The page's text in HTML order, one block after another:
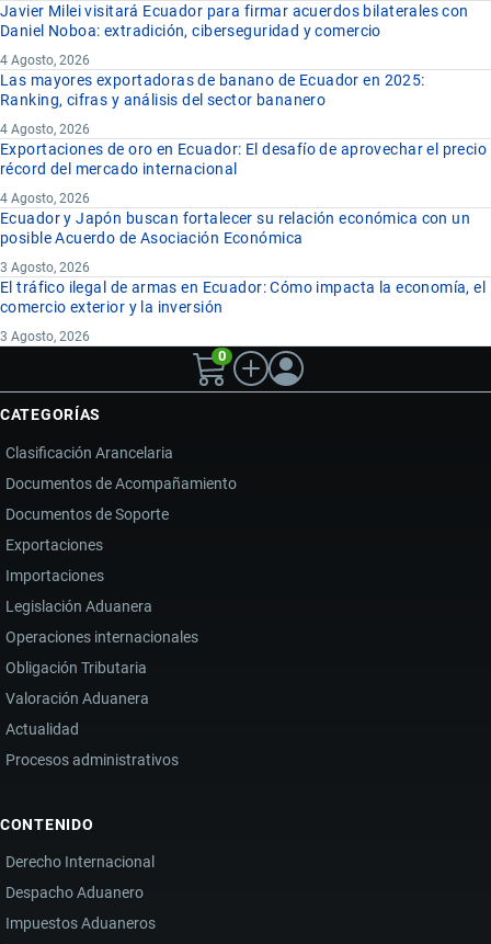
Javier Milei visitará Ecuador para firmar acuerdos bilaterales con
Daniel Noboa: extradición, ciberseguridad y comercio
4 Agosto, 2026
Las mayores exportadoras de banano de Ecuador en 2025:
Ranking, cifras y análisis del sector bananero
4 Agosto, 2026
Exportaciones de oro en Ecuador: El desafío de aprovechar el precio
récord del mercado internacional
4 Agosto, 2026
Ecuador y Japón buscan fortalecer su relación económica con un
posible Acuerdo de Asociación Económica
3 Agosto, 2026
El tráfico ilegal de armas en Ecuador: Cómo impacta la economía, el
comercio exterior y la inversión
3 Agosto, 2026
0
CATEGORÍAS
Clasificación Arancelaria
Documentos de Acompañamiento
Documentos de Soporte
Exportaciones
Importaciones
Legislación Aduanera
Operaciones internacionales
Obligación Tributaria
Valoración Aduanera
Actualidad
Procesos administrativos
CONTENIDO
Derecho Internacional
Despacho Aduanero
Impuestos Aduaneros